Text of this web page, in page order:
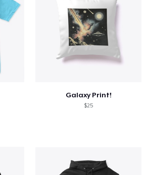
Galaxy Print!
$25